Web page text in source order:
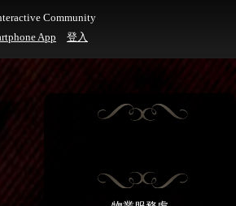
Community
App
登入